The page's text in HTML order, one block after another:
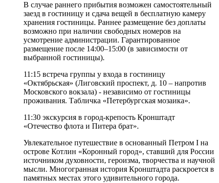
В случае раннего прибытия возможен самостоятельный
заезд в гостиницу и сдача вещей в бесплатную камеру
хранения гостиницы. Раннее размещение без доплаты
возможно при наличии свободных номеров на
усмотрение администрации. Гарантированное
размещение после 14:00–15:00 (в зависимости от
выбранной гостиницы).
11:15 встреча группы у входа в гостиницу
«Октябрьская» (Лиговский проспект, д. 10 – напротив
Московского вокзала) - независимо от гостиницы
проживания. Табличка «Петербургская мозаика».
11:30 экскурсия в город-крепость Кронштадт
«Отечество флота и Питера брат».
Увлекательное путешествие в основанный Петром I на
острове Котлин «Коронный город», ставший для России
источником духовности, героизма, творчества и научной
мысли. Многогранная история Кронштадта раскроется в
памятных местах этого удивительного города.